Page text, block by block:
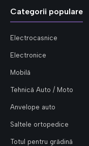
Categorii populare
Electrocasnice
Electronice
Mobilă
Tehnică Auto / Moto
Anvelope auto
Saltele ortopedice
Totul pentru grădină